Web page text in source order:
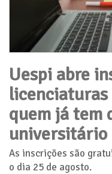
Uespi abre
quem já tem
universitário
As inscrições são
o dia 25 de agosto.